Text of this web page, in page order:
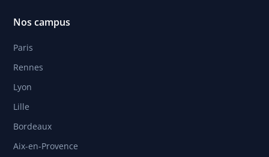
Nos campus
Paris
Rennes
Lyon
Lille
Bordeaux
Aix-en-Provence